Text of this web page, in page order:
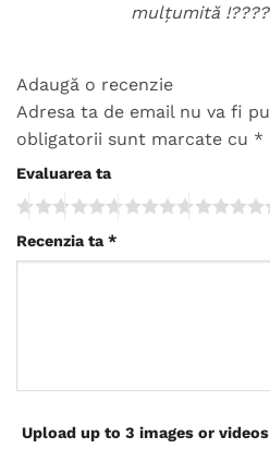
mulțumită !????
Adaugă o recenzie
Adresa ta de email nu va fi
obligatorii sunt marcate cu *
Evaluarea ta
Recenzia ta *
Upload up to 3 images or videos